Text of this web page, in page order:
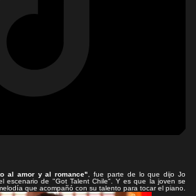
al amor y al romance"
, fue parte de lo que dijo Jo
escenario de "Got Talent Chile". Y es que la joven se
que acompañó con su talento para tocar el piano.